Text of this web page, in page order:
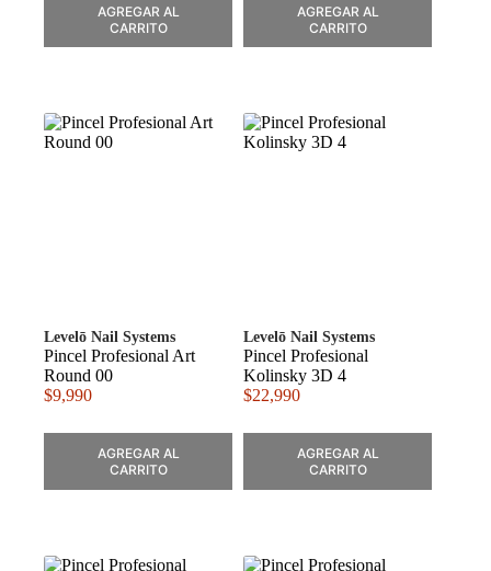
AGREGAR AL
CARRITO
AGREGAR AL
CARRITO
Levelō Nail Systems
Pincel Profesional Art
Round 00
$9,990
AGREGAR AL
CARRITO
Levelō Nail Systems
Pincel Profesional
Kolinsky 3D 4
$22,990
AGREGAR AL
CARRITO